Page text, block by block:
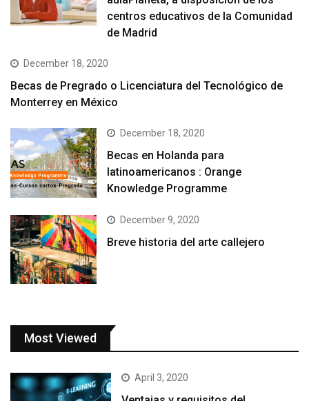
centros educativos de la Comunidad
de Madrid
December 18, 2020
Becas de Pregrado o Licenciatura del Tecnológico de
Monterrey en México
December 18, 2020
Becas en Holanda para
latinoamericanos : Orange
Knowledge Programme
December 9, 2020
Breve historia del arte callejero
Most Viewed
April 3, 2020